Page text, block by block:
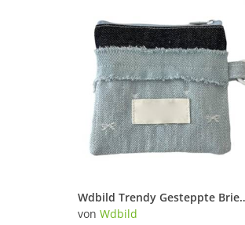
Wdbild Trendy Gesteppte Brieftasche Für
von Wdbild